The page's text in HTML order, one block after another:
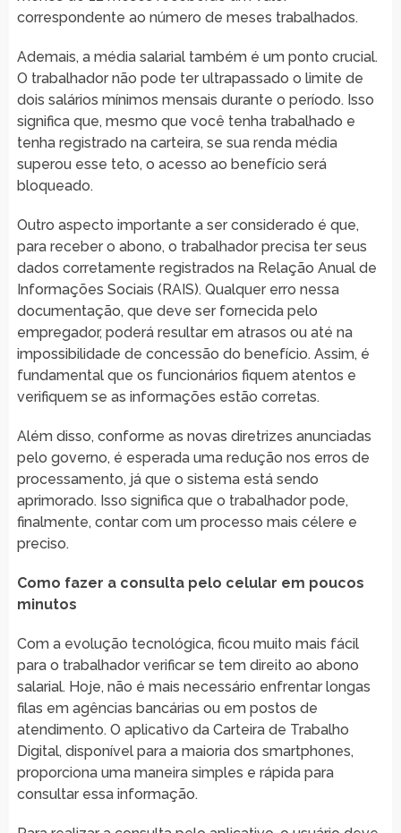
correspondente ao número de meses trabalhados.
Ademais, a média salarial também é um ponto crucial.
O trabalhador não pode ter ultrapassado o limite de
dois salários mínimos mensais durante o período. Isso
significa que, mesmo que você tenha trabalhado e
tenha registrado na carteira, se sua renda média
superou esse teto, o acesso ao benefício será
bloqueado.
Outro aspecto importante a ser considerado é que,
para receber o abono, o trabalhador precisa ter seus
dados corretamente registrados na Relação Anual de
Informações Sociais (RAIS). Qualquer erro nessa
documentação, que deve ser fornecida pelo
empregador, poderá resultar em atrasos ou até na
impossibilidade de concessão do benefício. Assim, é
fundamental que os funcionários fiquem atentos e
verifiquem se as informações estão corretas.
Além disso, conforme as novas diretrizes anunciadas
pelo governo, é esperada uma redução nos erros de
processamento, já que o sistema está sendo
aprimorado. Isso significa que o trabalhador pode,
finalmente, contar com um processo mais célere e
preciso.
Como fazer a consulta pelo celular em poucos
minutos
Com a evolução tecnológica, ficou muito mais fácil
para o trabalhador verificar se tem direito ao abono
salarial. Hoje, não é mais necessário enfrentar longas
filas em agências bancárias ou em postos de
atendimento. O aplicativo da Carteira de Trabalho
Digital, disponível para a maioria dos smartphones,
proporciona uma maneira simples e rápida para
consultar essa informação.